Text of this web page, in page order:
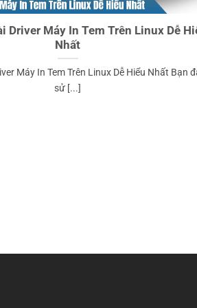
Driver Máy In Tem Trên Linux Dễ
Nhất
Máy In Tem Trên Linux Dễ Hiểu Nhất Bạn
sử [...]